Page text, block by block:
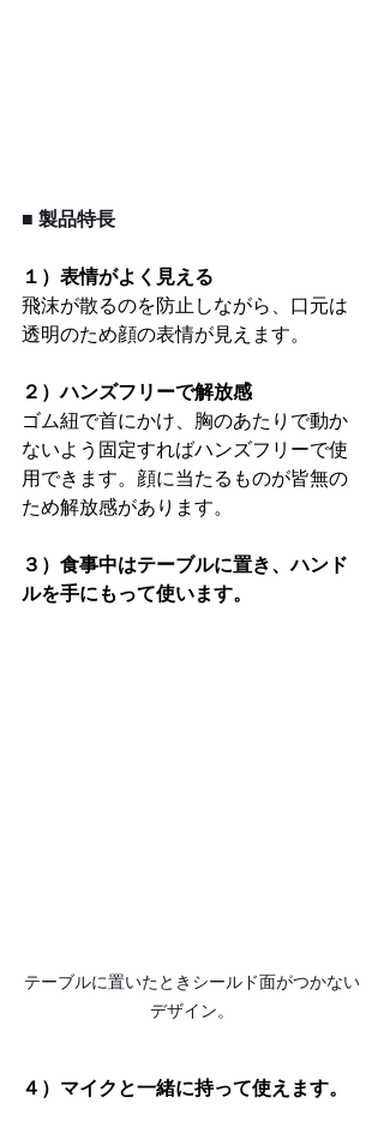
■ 製品特⻑
１）表情がよく見える
飛沫が散るのを防止しながら、口元は
透明のため顔の表情が見えます。
２）ハンズフリーで解放感
ゴム紐で首にかけ、胸のあたりで動か
ないよう固定すればハンズフリーで使
用できます。顔に当たるものが皆無の
ため解放感があります。
３）食事中はテーブルに置き、ハンド
ルを手にもって使います。
テーブルに置いたときシールド面がつかない
デザイン。
４）マイクと一緒に持って使えます。